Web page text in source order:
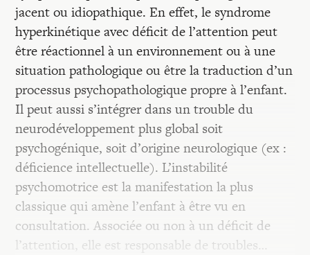
jacent ou idiopathique. En effet, le syndrome
hyperkinétique avec déficit de l’attention peut
être réactionnel à un environnement ou à une
situation pathologique ou être la traduction d’un
processus psychopathologique propre à l’enfant.
Il peut aussi s’intégrer dans un trouble du
neurodéveloppement plus global soit
psychogénique, soit d’origine neurologique (ex :
déficience intellectuelle). L’instabilité
psychomotrice est la manifestation la plus
classique qui amène l’enfant à être vu en
consultation. Associée ou non à un déficit de
l’attention, elle est responsable de troubles…